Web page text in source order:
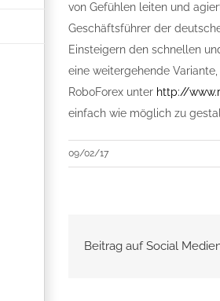
von Gefühlen leiten und
Geschäftsführer der
Einsteigern den schnellen
eine weitergehende
RoboForex unter http://
einfach wie möglich zu
09/02/17
Beitrag auf Social